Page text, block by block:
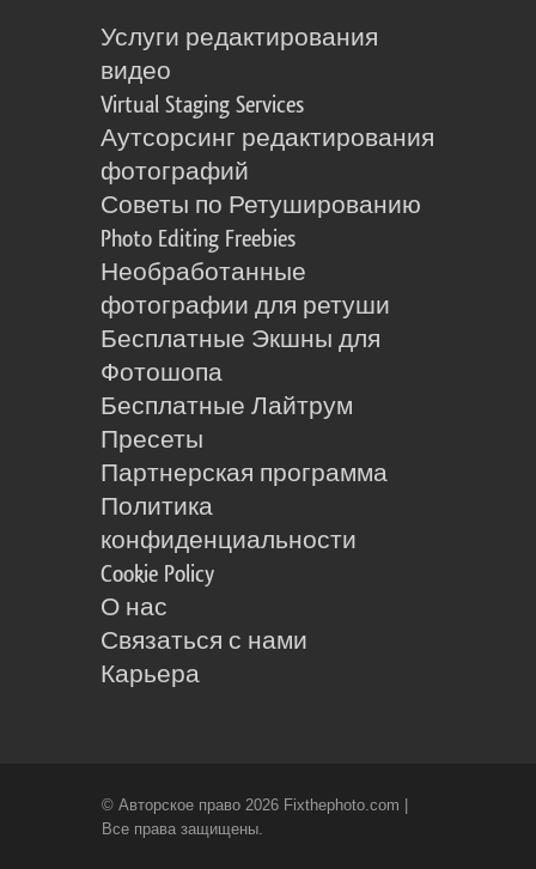
Услуги редактирования
видео
Virtual Staging Services
Аутсорсинг редактирования
фотографий
Советы по Ретушированию
Photo Editing Freebies
Необработанные
фотографии для ретуши
Бесплатные Экшны для
Фотошопа
Бесплатные Лайтрум
Пресеты
Партнерская программа
Политика
конфиденциальности
Cookie Policy
О нас
Связаться с нами
Карьера
© Авторское право 2026 Fixthephoto.com |
Все права защищены.